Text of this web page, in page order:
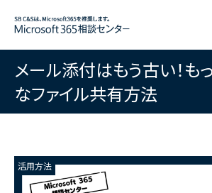
メール添付はもう古い！も
なファイル共有方法
活用方法